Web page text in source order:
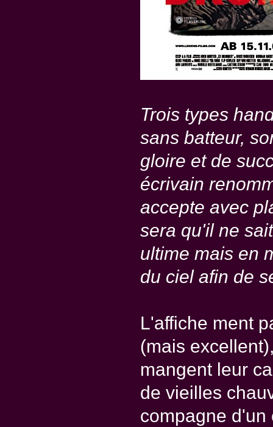
Trois types
sans batteur,
gloire et de
écrivain
accepte avec
sera qu'il ne
ultime mais en
du ciel afin de
L'affiche ment
(mais
mangent leur
de vieilles
compagne d'un